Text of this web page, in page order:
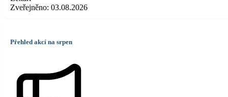
Zveřejněno: 03.08.2026
Přehled akcí na srpen